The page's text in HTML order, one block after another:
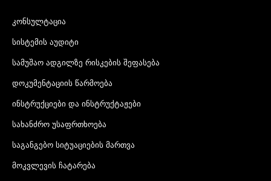
კონსულტაცია
სისტემის აუდიტი
სამუშაო ადგილზე რისკების შეფასება
დოკუმენტაციის წარმოება
ინსტრუქციები და ინსტრუქტაჟები
სახანძრო უსაფრთხოება
საგანგებო სიტუაციების მართვა
მოკვლევის ჩატარება